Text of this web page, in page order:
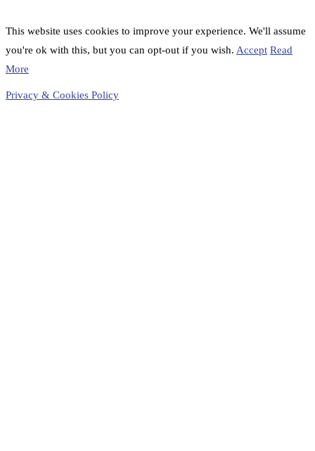
This website uses cookies to improve your experience. We'll assume
you're ok with this, but you can opt-out if you wish. Accept Read
More
Privacy & Cookies Policy